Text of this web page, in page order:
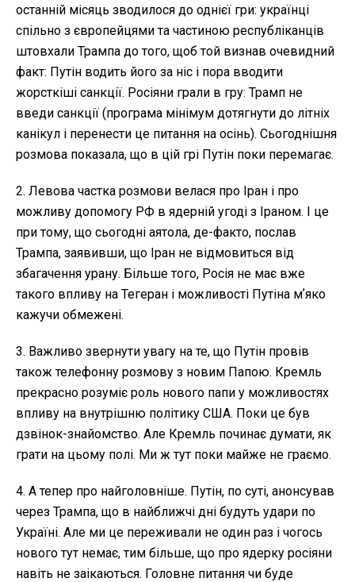
останній місяць зводилося до однієї гри: українці
спільно з європейцями та частиною республіканців
штовхали Трампа до того, щоб той визнав очевидний
факт: Путін водить його за ніс і пора вводити
жорсткіші санкції. Росіяни грали в гру: Трамп не
введи санкції (програма мінімум дотягнути до літніх
канікул і перенести це питання на осінь). Сьогоднішня
розмова показала, що в цій грі Путін поки перемагає.
2. Левова частка розмови велася про Іран і про
можливу допомогу РФ в ядерній угоді з Іраном. І це
при тому, що сьогодні аятола, де-факто, послав
Трампа, заявивши, що Іран не відмовиться від
збагачення урану. Більше того, Росія не має вже
такого впливу на Тегеран і можливості Путіна мʼяко
кажучи обмежені.
3. Важливо звернути увагу на те, що Путін провів
також телефонну розмову з новим Папою. Кремль
прекрасно розуміє роль нового папи у можливостях
впливу на внутрішню політику США. Поки це був
дзвінок-знайомство. Але Кремль починає думати, як
грати на цьому полі. Ми ж тут поки майже не граємо.
4. А тепер про найголовніше. Путін, по суті, анонсував
через Трампа, що в найближчі дні будуть удари по
Україні. Але ми це переживали не один раз і чогось
нового тут немає, тим більше, що про ядерку росіяни
навіть не заікаються. Головне питання чи буде